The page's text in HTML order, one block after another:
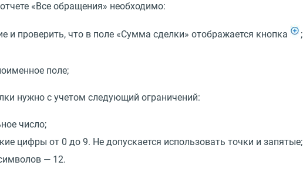
«Все обращения» необходимо:
и проверить, что в поле «Сумма сделки» отображается кнопка
;
поле;
нужно с учетом следующий ограничений:
число;
цифры от 0 до 9. Не допускается использовать точки и запятые;
— 12.